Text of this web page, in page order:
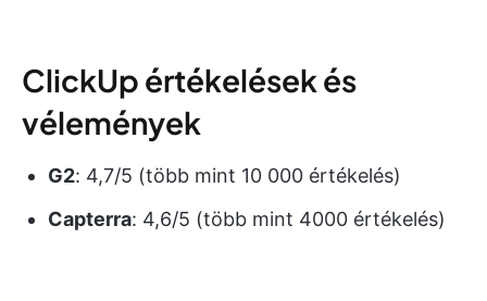
ClickUp értékelések és
vélemények
G2: 4,7/5 (több mint 10 000 értékelés)
Capterra: 4,6/5 (több mint 4000 értékelés)